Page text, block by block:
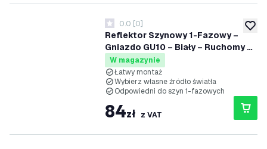
Reflektor Szynowy 1-Fazowy –
Gniazdo GU10 – Biały – Ruchomy –
Reflektor Natynkowy – 125x95mm
– Plug & Play
0 Gwiazdki oceny
0.0 [0]
W magazynie
Łatwy montaż
Wybierz własne źródło światła
Odpowiedni do szyn 1-fazowych
84zł z VAT